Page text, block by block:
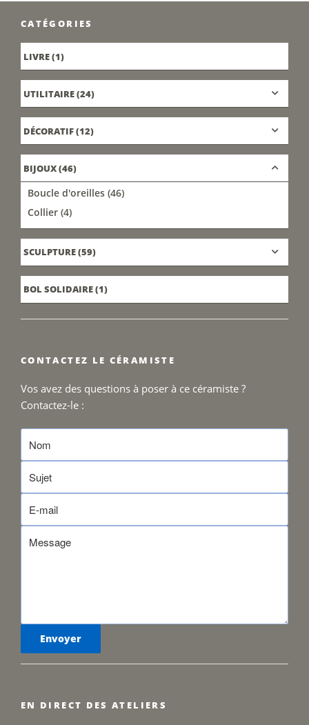
CATÉGORIES
LIVRE(1)
UTILITAIRE(24)
DÉCORATIF(12)
BIJOUX(46)
Boucle d'oreilles (46)
Collier (4)
SCULPTURE(59)
BOL SOLIDAIRE(1)
CONTACTEZ LE CÉRAMISTE
Vos avez des questions à poser à ce céramiste ?
Contactez-le :
EN DIRECT DES ATELIERS